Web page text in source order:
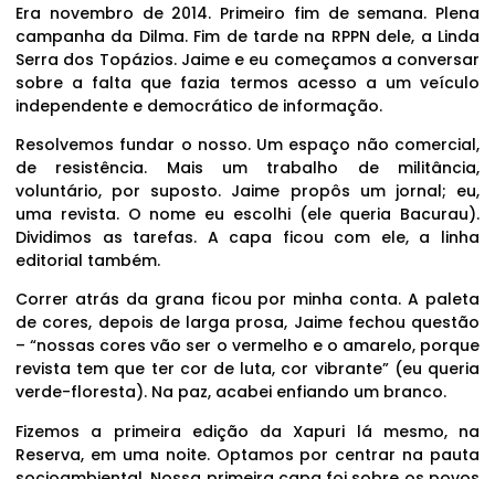
Era novembro de 2014. Primeiro fim de semana. Plena
campanha da Dilma. Fim de tarde na RPPN dele, a Linda
Serra dos Topázios. Jaime e eu começamos a conversar
sobre a falta que fazia termos acesso a um veículo
independente e democrático de informação.
Resolvemos fundar o nosso. Um espaço não comercial,
de resistência. Mais um trabalho de militância,
voluntário, por suposto. Jaime propôs um jornal; eu,
uma revista. O nome eu escolhi (ele queria Bacurau).
Dividimos as tarefas. A capa ficou com ele, a linha
editorial também.
Correr atrás da grana ficou por minha conta. A paleta
de cores, depois de larga prosa, Jaime fechou questão
– “nossas cores vão ser o vermelho e o amarelo, porque
revista tem que ter cor de luta, cor vibrante” (eu queria
verde-floresta). Na paz, acabei enfiando um branco.
Fizemos a primeira edição da Xapuri lá mesmo, na
Reserva, em uma noite. Optamos por centrar na pauta